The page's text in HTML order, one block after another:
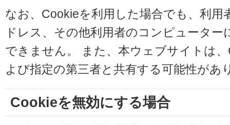
なお、Cookieを利用した場合でも、利用
ドレス、その他利用者のコンピュータ
できません。 また、本ウェブサイトは
よび指定の第三者と共有する可能性があ
Cookieを無効にする場合